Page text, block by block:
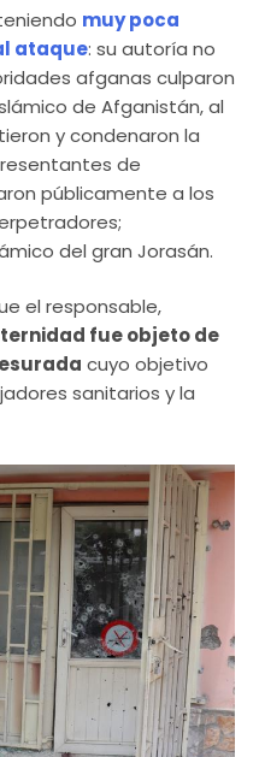
muy poca
ataque: su autoría no
afganas culparon
de Afganistán, al
y condenaron la
de
públicamente a los
del gran Jorasán.
el responsable,
fue objeto de
cuyo objetivo
sanitarios y la